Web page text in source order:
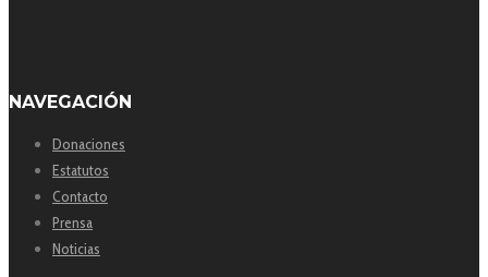
NAVEGACIÓN
Donaciones
Estatutos
Contacto
Prensa
Noticias